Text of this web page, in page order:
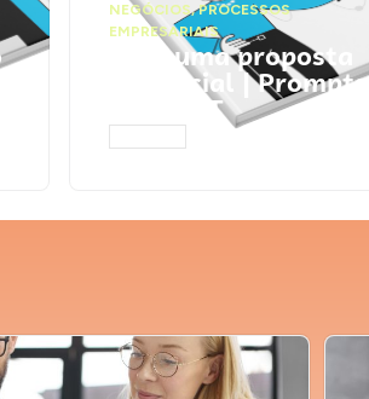
NEGÓCIOS,PROCESSOS
EMPRESARIAIS
Faça uma proposta
comercial | Prompts
ChatGPT